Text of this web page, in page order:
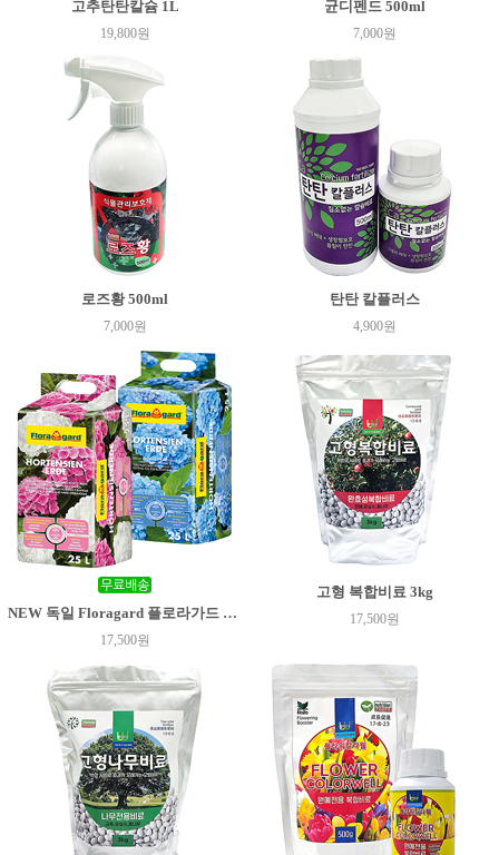
고추탄탄칼슘 1L
19,800원
균디펜드 500ml
7,000원
로즈황 500ml
7,000원
탄탄 칼플러스
4,900원
NEW 독일 Floragard 플로라가드 수국상토 25리터
17,500원
고형 복합비료 3kg
17,500원